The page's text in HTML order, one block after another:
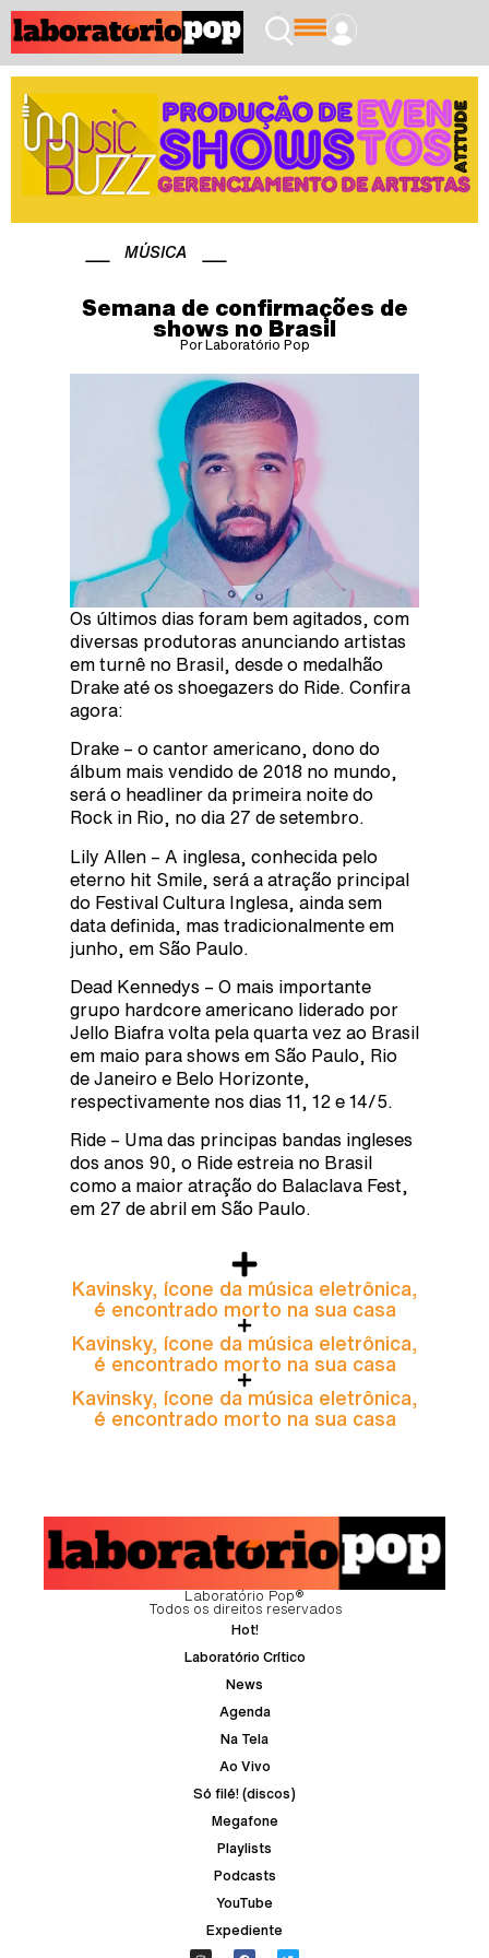
MÚSICA
Semana de confirmações de
shows no Brasil
Por Laboratório Pop
Os últimos dias foram bem agitados, com
diversas produtoras anunciando artistas
em turnê no Brasil, desde o medalhão
Drake até os shoegazers do Ride. Confira
agora:
Drake – o cantor americano, dono do
álbum mais vendido de 2018 no mundo,
será o headliner da primeira noite do
Rock in Rio, no dia 27 de setembro.
Lily Allen – A inglesa, conhecida pelo
eterno hit Smile, será a atração principal
do Festival Cultura Inglesa, ainda sem
data definida, mas tradicionalmente em
junho, em São Paulo.
Dead Kennedys – O mais importante
grupo hardcore americano liderado por
Jello Biafra volta pela quarta vez ao Brasil
em maio para shows em São Paulo, Rio
de Janeiro e Belo Horizonte,
respectivamente nos dias 11, 12 e 14/5.
Ride – Uma das principas bandas ingleses
dos anos 90, o Ride estreia no Brasil
como a maior atração do Balaclava Fest,
em 27 de abril em São Paulo.
Kavinsky, ícone da música eletrônica,
é encontrado morto na sua casa
Kavinsky, ícone da música eletrônica,
é encontrado morto na sua casa
Kavinsky, ícone da música eletrônica,
é encontrado morto na sua casa
Laboratório Pop®
Todos os direitos reservados
Hot!
Laboratório Crítico
News
Agenda
Na Tela
Ao Vivo
Só filé! (discos)
Megafone
Playlists
Podcasts
YouTube
Expediente